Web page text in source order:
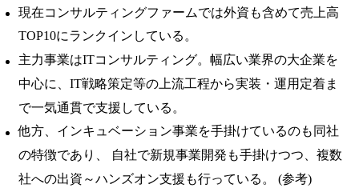
現在コンサルティングファームでは外資も含めて売上高
TOP10にランクインしている。
主力事業はITコンサルティング。幅広い業界の大企業を
中心に、IT戦略策定等の上流工程から実装・運用定着ま
で一気通貫で支援している。
他方、インキュベーション事業を手掛けているのも同社
の特徴であり、 自社で新規事業開発も手掛けつつ、複数
社への出資～ハンズオン支援も行っている。 (参考)